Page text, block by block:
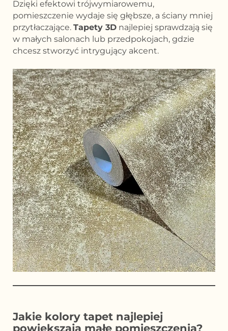
Dzięki efektowi trójwymiarowemu,
pomieszczenie wydaje się głębsze, a ściany mniej
przytłaczające. Tapety 3D najlepiej sprawdzają się
w małych salonach lub przedpokojach, gdzie
chcesz stworzyć intrygujący akcent.
Jakie kolory tapet najlepiej
powiększają małe pomieszczenia?